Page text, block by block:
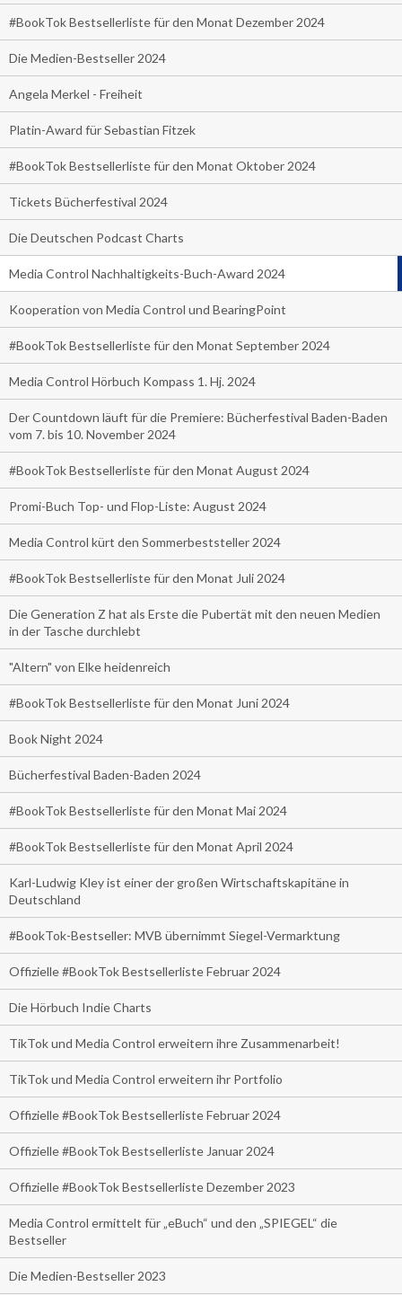
#BookTok Bestsellerliste für den Monat Dezember 2024
Die Medien-Bestseller 2024
Angela Merkel - Freiheit
Platin-Award für Sebastian Fitzek
#BookTok Bestsellerliste für den Monat Oktober 2024
Tickets Bücherfestival 2024
Die Deutschen Podcast Charts
Media Control Nachhaltigkeits-Buch-Award 2024
Kooperation von Media Control und BearingPoint
#BookTok Bestsellerliste für den Monat September 2024
Media Control Hörbuch Kompass 1. Hj. 2024
Der Countdown läuft für die Premiere: Bücherfestival Baden-Baden
vom 7. bis 10. November 2024
#BookTok Bestsellerliste für den Monat August 2024
Promi-Buch Top- und Flop-Liste: August 2024
Media Control kürt den Sommerbeststeller 2024
#BookTok Bestsellerliste für den Monat Juli 2024
Die Generation Z hat als Erste die Pubertät mit den neuen Medien
in der Tasche durchlebt
"Altern" von Elke heidenreich
#BookTok Bestsellerliste für den Monat Juni 2024
Book Night 2024
Bücherfestival Baden-Baden 2024
#BookTok Bestsellerliste für den Monat Mai 2024
#BookTok Bestsellerliste für den Monat April 2024
Karl-Ludwig Kley ist einer der großen Wirtschaftskapitäne in
Deutschland
#BookTok-Bestseller: MVB übernimmt Siegel-Vermarktung
Offizielle #BookTok Bestsellerliste Februar 2024
Die Hörbuch Indie Charts
TikTok und Media Control erweitern ihre Zusammenarbeit!
TikTok und Media Control erweitern ihr Portfolio
Offizielle #BookTok Bestsellerliste Februar 2024
Offizielle #BookTok Bestsellerliste Januar 2024
Offizielle #BookTok Bestsellerliste Dezember 2023
Media Control ermittelt für „eBuch“ und den „SPIEGEL“ die
Bestseller
Die Medien-Bestseller 2023